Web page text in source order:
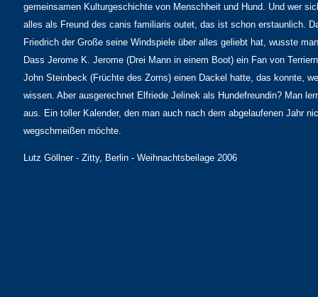
gemeinsamen Kulturgeschichte von Menschheit und Hund. Und wer
alles als Freund des canis familiaris outet, das ist schon erstaunlich.
Friedrich der Große seine Windspiele über alles geliebt hat, wusste
Dass Jerome K. Jerome (Drei Mann in einem Boot) ein Fan von
John Steinbeck (Früchte des Zorns) einen Dackel hatte, das konnte,
wissen. Aber ausgerechnet Elfriede Jelinek als Hundefreundin? Man
aus. Ein toller Kalender, den man auch nach dem abgelaufenen Jahr
wegschmeißen möchte.
Lutz Göllner - Zitty, Berlin - Weihnachtsbeilage 2006